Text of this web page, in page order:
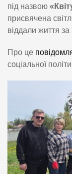
під назвою
присвячена
віддали життя за
Про це
соціальної